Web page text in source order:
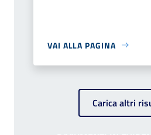
VAI ALLA PAGINA
Carica altri